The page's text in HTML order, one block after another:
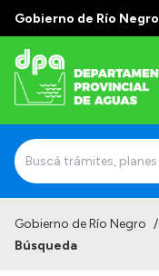
Gobierno de Río Negro
Gobierno de Río Negro /
Búsqueda